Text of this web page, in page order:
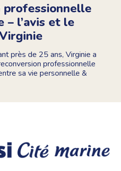
professionnelle
– l’avis et le
près de 25 ans, Virginie a
professionnelle
sa vie personnelle &